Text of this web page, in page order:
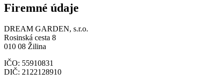
Firemné údaje
DREAM GARDEN, s.r.o.
Rosinská cesta 8
010 08 Žilina
IČO: 55910831
DIČ: 2122128910